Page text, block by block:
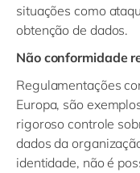
situações como
obtenção de dados.
Não conformidade
Regulamentações
Europa, são
rigoroso controle
dados da
identidade, não é